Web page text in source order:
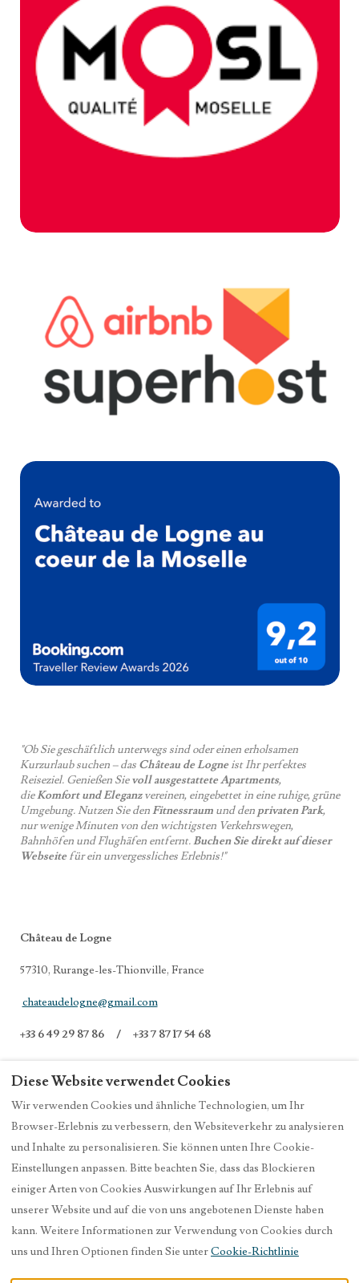
"Ob Sie geschäftlich unterwegs sind oder einen erholsamen
Kurzurlaub suchen – das Château de Logneist Ihr perfektes
Reiseziel. Genießen Sievoll ausgestattete Apartments,
dieKomfort und Eleganzvereinen, eingebettet in eine ruhige, grüne
Umgebung. Nutzen Sie denFitnessraumund den privaten Park,
nur wenige Minuten von den wichtigsten Verkehrswegen,
Bahnhöfen und Flughäfen entfernt.Buchen Sie direkt auf dieser
Webseitefür ein unvergessliches Erlebnis!"
Château de Logne
57310, Rurange-les-Thionville, France
chateaudelogne@gmail.com
+33 6 49 29 87 86 / +33 7 87 17 54 68
Rechtliche Hinweise
Datenschutzrichtlinie
Cookie-Richtlinie
Allgemeine Verkaufsbedingungen
Deutsch EUR +33649298786
Château de Logne, Rurange- ©2026Château de LogneAlle
Diese Website verwendet Cookies
Wir verwenden Cookies und ähnliche Technologien, um Ihr
Browser-Erlebnis zu verbessern, den Websiteverkehr zu analysieren
und Inhalte zu personalisieren. Sie können unten Ihre Cookie-
Einstellungen anpassen. Bitte beachten Sie, dass das Blockieren
einiger Arten von Cookies Auswirkungen auf Ihr Erlebnis auf
unserer Website und auf die von uns angebotenen Dienste haben
kann. Weitere Informationen zur Verwendung von Cookies durch
uns und Ihren Optionen finden Sie unterCookie-Richtlinie